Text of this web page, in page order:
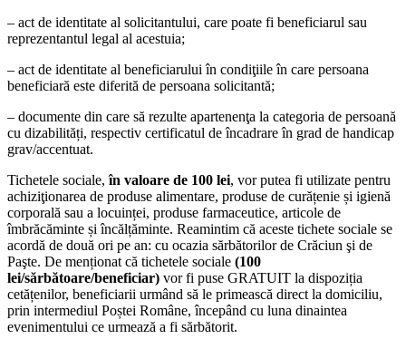
– act de identitate al solicitantului, care poate fi beneficiarul sau
reprezentantul legal al acestuia;
– act de identitate al beneficiarului în condiţiile în care persoana
beneficiară este diferită de persoana solicitantă;
– documente din care să rezulte apartenenţa la categoria de persoană
cu dizabilități, respectiv certificatul de încadrare în grad de handicap
grav/accentuat.
Tichetele sociale,în valoare de 100 lei, vor putea fi utilizate pentru
achiziţionarea de produse alimentare, produse de curățenie și igienă
corporală sau a locuinței, produse farmaceutice, articole de
îmbrăcăminte și încălțăminte. Reamintim că aceste tichete sociale se
acordă de două ori pe an: cu ocazia sărbătorilor de Crăciun şi de
Paşte. De menționat că tichetele sociale (100
lei/sărbătoare/beneficiar) vor fi puse GRATUIT la dispoziția
cetățenilor, beneficiarii urmând să le primească direct la domiciliu,
prin intermediul Poștei Române, începând cu luna dinaintea
evenimentului ce urmează a fi sărbătorit.